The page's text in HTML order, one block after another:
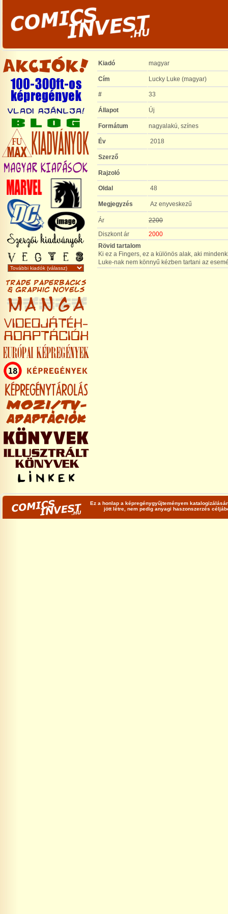
Kiadó magyar
Cím Lucky Luke (magyar)
# 33
Állapot Új
Formátum nagyalakú, színes
Év 2018
Szerző
Rajzoló
Oldal 48
Megjegyzés Az enyveskezű
Ár
2200
Diszkont ár
2000
Rövid tartalom
Ki ez a Fingers, ez a különös alak, aki
Luke-nak nem könnyű kézben tartani az
Ez a honlap a képregénygyűjteményem
jött létre, nem pedig anyagi haszonszerzés